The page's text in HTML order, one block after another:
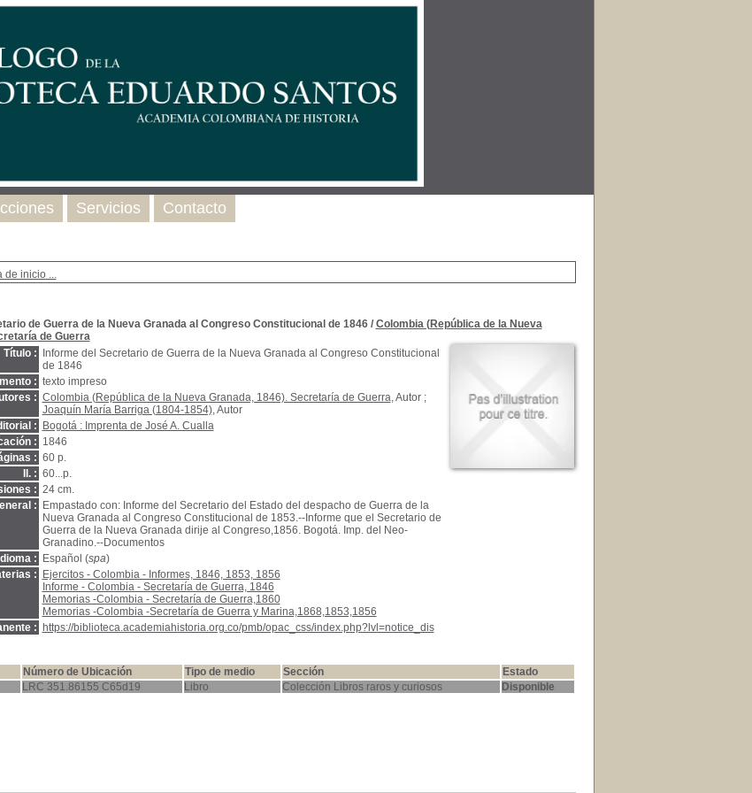
de inicio ...
de Guerra de la Nueva Granada al Congreso Constitucional de 1846/ Colombia (República de la Nueva
de Guerra
Título :
Informe del Secretario de Guerra de la Nueva Granada al Congreso Constitucional
de 1846
: texto impreso
: Colombia (República de la Nueva Granada, 1846). Secretaría de Guerra, Autor ;
Joaquín María Barriga (1804-1854), Autor
:
Bogotá : Imprenta de José A. Cualla
: 1846
: 60 p.
Il. : 60...p.
: 24 cm.
:
Empastado con: Informe del Secretario del Estado del despacho de Guerra de la
Nueva Granada al Congreso Constitucional de 1853.--Informe que el Secretario de
Guerra de la Nueva Granada dirije al Congreso,1856. Bogotá. Imp. del Neo-
Granadino.--Documentos
Idioma :
Español (spa)
:
Ejercitos - Colombia - Informes, 1846, 1853, 1856
Informe - Colombia - Secretaría de Guerra, 1846
Memorias -Colombia - Secretaría de Guerra,1860
Memorias -Colombia -Secretaría de Guerra y Marina,1868,1853,1856
:
https://biblioteca.academiahistoria.org.co/pmb/opac_css/index.php?lvl=notice_dis
Número de Ubicación Tipo de medio Sección
Estado
LRC 351.86155 C65d19 Libro Colección Libros raros y curiosos Disponible
Servicios Contacto